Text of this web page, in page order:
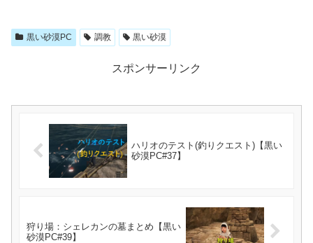
黒い砂漠PC 調教 黒い砂漠
スポンサーリンク
ハリオのテスト(釣りクエスト)【黒い
砂漠PC#37】
狩り場：シェレカンの墓まとめ【黒い
砂漠PC#39】